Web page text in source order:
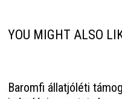
YOU MIGHT ALSO
Baromfi állatjóléti